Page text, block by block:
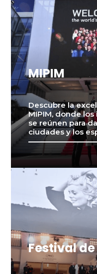
MIPIM
Descubre la
MIPIM, donde
se reúnen para
ciudades y los
Festival